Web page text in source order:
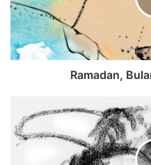
Ramadan,